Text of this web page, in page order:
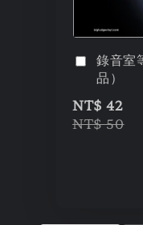
錄音室
品）
NT$ 42
NT$ 50